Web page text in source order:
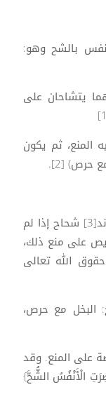
بالشح وهو:
يتشاحان على
المنع، ثم يكون
حرص) [2].
أنّ الشح: الحرص على منع الخير، ويقال: زند[3] شحاح إذا لم
على منع ذلك،
الله تعالى
البخل مع حرص،
على المنع. وقد
الْأَنْفُسُ الشُّحَّ}